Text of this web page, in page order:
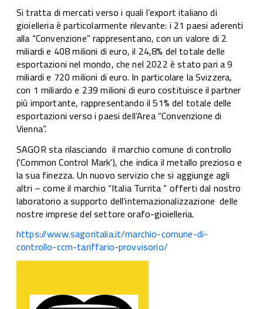
Si tratta di mercati verso i quali l’export italiano di
gioielleria è particolarmente rilevante: i 21 paesi aderenti
alla “Convenzione” rappresentano, con un valore di 2
miliardi e 408 milioni di euro, il 24,8% del totale delle
esportazioni nel mondo, che nel 2022 è stato pari a 9
miliardi e 720 milioni di euro. In particolare la Svizzera,
con 1 miliardo e 239 milioni di euro costituisce il partner
più importante, rappresentando il 51% del totale delle
esportazioni verso i paesi dell’Area “Convenzione di
Vienna”.
SAGOR sta rilasciando il marchio comune di controllo
('Common Control Mark'), che indica il metallo prezioso e
la sua finezza. Un nuovo servizio che si aggiunge agli
altri – come il marchio “Italia Turrita ” offerti dal nostro
laboratorio a supporto dell’internazionalizzazione delle
nostre imprese del settore orafo-gioielleria.
https://www.sagoritalia.it/marchio-comune-di-
controllo-ccm-tariffario-provvisorio/